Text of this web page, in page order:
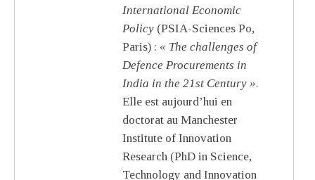
International Economic
Policy(PSIA-Sciences Po,
Paris) : « The challenges of
Defence Procurements in
India in the 21st Century ».
Elle est aujourd’hui en
doctorat au Manchester
Institute of Innovation
Research (PhD in Science,
Technology and Innovation